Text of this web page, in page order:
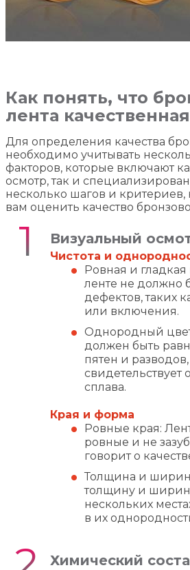
Как понять, что
лента
Для определения качества
необходимо учитывать
факторов, которые включают
осмотр, так и
несколько шагов и критериев,
вам оценить качество
Визуальный
Чистота и
Ровная и гладкая
ленте не должно
дефектов, таких
или включения.
Однородный
должен быть
пятен и разводов,
свидетельствует
сплава.
Края и форма
Ровные края:
ровные и не
говорит о
Толщина и
толщину и
нескольких
в их
Химический